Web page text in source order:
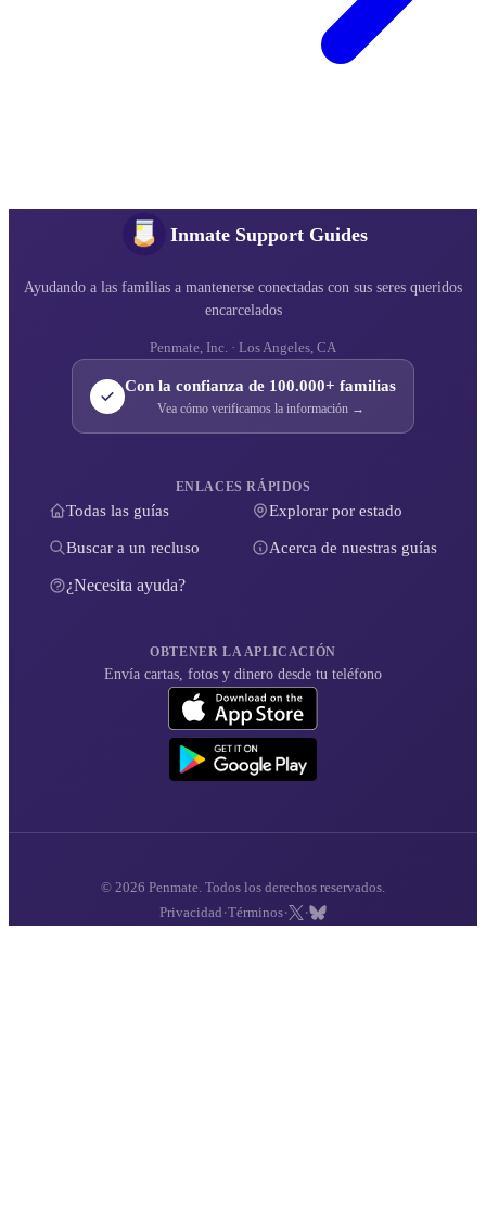
Inmate Support Guides
Ayudando a las familias a mantenerse conectadas con sus seres queridos
encarcelados
Penmate, Inc. · Los Angeles, CA
Con la confianza de 100.000+ familias
Vea cómo verificamos la información →
ENLACES RÁPIDOS
Todas las guías Explorar por estado
Buscar a un recluso Acerca de nuestras guías
¿Necesita ayuda?
OBTENER LA APLICACIÓN
Envía cartas, fotos y dinero desde tu teléfono
© 2026 Penmate. Todos los derechos reservados.
Privacidad ·Términos· ·